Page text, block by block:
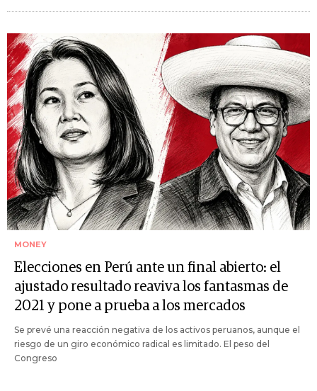
MONEY
Elecciones en Perú ante un final abierto: el
ajustado resultado reaviva los fantasmas de
2021 y pone a prueba a los mercados
Se prevé una reacción negativa de los activos peruanos, aunque el
riesgo de un giro económico radical es limitado. El peso del
Congreso